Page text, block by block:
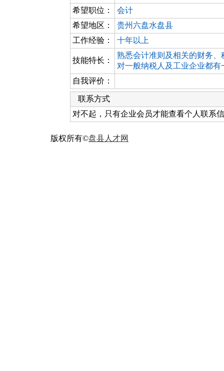
希望职位：
会计
希望地区：
贵州六盘水盘县
工作经验：
十年以上
技能特长：
熟悉会计准则及相关的财务
对一般纳税人及工业企业都有
自我评价：
联系方式
对不起，只有企业会员才能查看个人联系
版权所有©盘县人才网